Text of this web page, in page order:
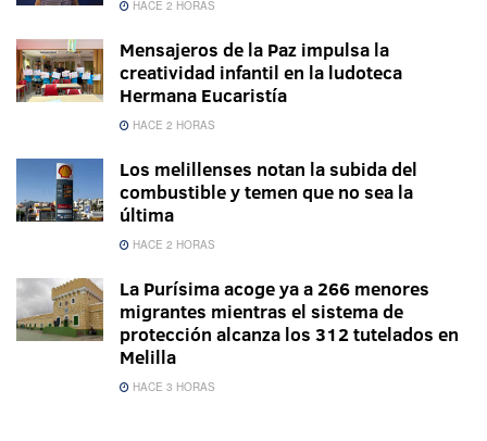
HACE 2 HORAS
Mensajeros de la Paz impulsa la
creatividad infantil en la ludoteca
Hermana Eucaristía
HACE 2 HORAS
Los melillenses notan la subida del
combustible y temen que no sea la
última
HACE 2 HORAS
La Purísima acoge ya a 266 menores
migrantes mientras el sistema de
protección alcanza los 312 tutelados en
Melilla
HACE 3 HORAS